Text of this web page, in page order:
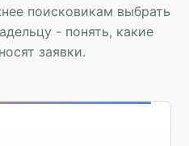
поисковикам выбрать
- понять, какие
заявки.